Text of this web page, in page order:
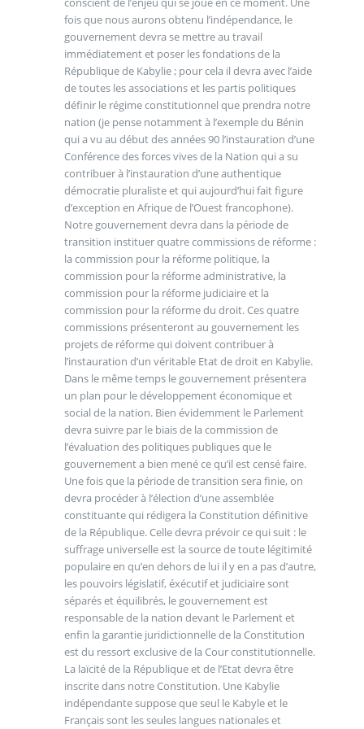
fois que nous aurons obtenu l’indépendance, le
gouvernement devra se mettre au travail
immédiatement et poser les fondations de la
République de Kabylie ; pour cela il devra avec l’aide
de toutes les associations et les partis politiques
définir le régime constitutionnel que prendra notre
nation (je pense notamment à l’exemple du Bénin
qui a vu au début des années 90 l’instauration d’une
Conférence des forces vives de la Nation qui a su
contribuer à l’instauration d’une authentique
démocratie pluraliste et qui aujourd’hui fait figure
d’exception en Afrique de l’Ouest francophone).
Notre gouvernement devra dans la période de
transition instituer quatre commissions de réforme :
la commission pour la réforme politique, la
commission pour la réforme administrative, la
commission pour la réforme judiciaire et la
commission pour la réforme du droit. Ces quatre
commissions présenteront au gouvernement les
projets de réforme qui doivent contribuer à
l’instauration d’un véritable Etat de droit en Kabylie.
Dans le même temps le gouvernement présentera
un plan pour le développement économique et
social de la nation. Bien évidemment le Parlement
devra suivre par le biais de la commission de
l’évaluation des politiques publiques que le
gouvernement a bien mené ce qu’il est censé faire.
Une fois que la période de transition sera finie, on
devra procéder à l’élection d’une assemblée
constituante qui rédigera la Constitution définitive
de la République. Celle devra prévoir ce qui suit : le
suffrage universelle est la source de toute légitimité
populaire en qu’en dehors de lui il y en a pas d’autre,
les pouvoirs législatif, éxécutif et judiciaire sont
séparés et équilibrés, le gouvernement est
responsable de la nation devant le Parlement et
enfin la garantie juridictionnelle de la Constitution
est du ressort exclusive de la Cour constitutionnelle.
La laïcité de la République et de l’Etat devra être
inscrite dans notre Constitution. Une Kabylie
indépendante suppose que seul le Kabyle et le
Français sont les seules langues nationales et